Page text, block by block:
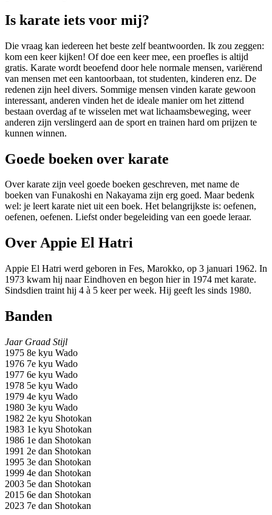
Is karate iets voor mij?
Die vraag kan iedereen het beste zelf beantwoorden. Ik zou zeggen:
kom een keer kijken! Of doe een keer mee, een proefles is altijd
gratis. Karate wordt beoefend door hele normale mensen, variërend
van mensen met een kantoorbaan, tot studenten, kinderen enz. De
redenen zijn heel divers. Sommige mensen vinden karate gewoon
interessant, anderen vinden het de ideale manier om het zittend
bestaan overdag af te wisselen met wat lichaamsbeweging, weer
anderen zijn verslingerd aan de sport en trainen hard om prijzen te
kunnen winnen.
Goede boeken over karate
Over karate zijn veel goede boeken geschreven, met name de
boeken van Funakoshi en Nakayama zijn erg goed. Maar bedenk
wel: je leert karate niet uit een boek. Het belangrijkste is: oefenen,
oefenen, oefenen. Liefst onder begeleiding van een goede leraar.
Over Appie El Hatri
Appie El Hatri werd geboren in Fes, Marokko, op 3 januari 1962. In
1973 kwam hij naar Eindhoven en begon hier in 1974 met karate.
Sindsdien traint hij 4 à 5 keer per week. Hij geeft les sinds 1980.
Banden
Jaar Graad Stijl
1975 8e kyu Wado
1976 7e kyu Wado
1977 6e kyu Wado
1978 5e kyu Wado
1979 4e kyu Wado
1980 3e kyu Wado
1982 2e kyu Shotokan
1983 1e kyu Shotokan
1986 1e dan Shotokan
1991 2e dan Shotokan
1995 3e dan Shotokan
1999 4e dan Shotokan
2003 5e dan Shotokan
2015 6e dan Shotokan
2023 7e dan Shotokan